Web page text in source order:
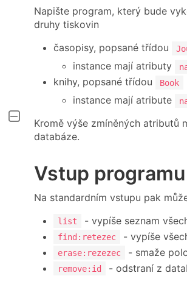
Napište program, který bude
druhy tiskovin
časopisy, popsané třídou
instance mají atributy
knihy, popsané třídou Book
instance mají atribute
Kromě výše zmíněných atributů
databáze.
Vstup programu
Na standardním vstupu pak
list - vypíše seznam
find:retezec - vypíše
erase:rezezec
- smaže
remove:id - odstraní z